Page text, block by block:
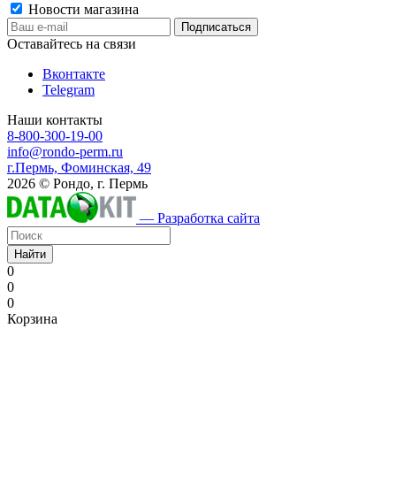
Новости магазина
Оставайтесь на связи
Вконтакте
Telegram
Наши контакты
8-800-300-19-00
info@rondo-perm.ru
г.Пермь, Фоминская, 49
2026 © Рондо, г. Пермь
— Разработка сайта
Найти
0
0
0
Корзина